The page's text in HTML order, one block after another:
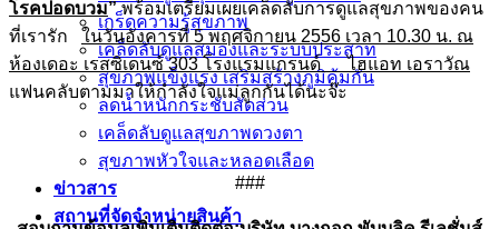
เกร็ดความรู้สุขภาพ
เคล็ดลับดูแลสมองและระบบประสาท
สุขภาพแข็งแรง เสริมสร้างภูมิคุ้มกัน
ลดน้ำหนักกระชับสัดส่วน
เคล็ดลับดูแลสุขภาพดวงตา
สุขภาพหัวใจและหลอดเลือด
ข่าวสาร
สถานที่จัดจำหน่ายสินค้า
โรคปอดบวม”พร้อมเตรียมเผยเคล็ดลับการดูแลสุขภาพของคน
ที่เรารัก ในวันอังคารที่ 5 พฤศจิกายน 2556 เวลา 10.30 น. ณ
ห้องเดอะ เรสซิเดนซ์ 303 โรงแรมแกรนด์ ไฮแอท เอราวัณ
แฟนคลับตามมาให้กำลังใจแม่ลูกกันได้นะจ๊ะ
###